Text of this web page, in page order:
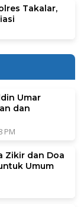
Takalar,
Umar
dan
PM
Zikir dan Doa
Umum